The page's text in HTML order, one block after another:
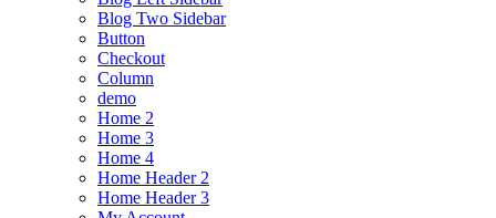
Blog Two Sidebar
Button
Checkout
Column
demo
Home 2
Home 3
Home 4
Home Header 2
Home Header 3